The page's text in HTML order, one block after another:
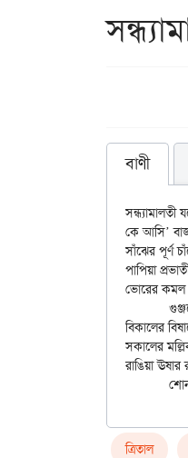
বাণী
কে আসি’
সাঁঝের পূর্ণ
পাপিয়া
ভোরের কমল
বিকালের
সকালের
রাঙিয়া
ত্রিতাল